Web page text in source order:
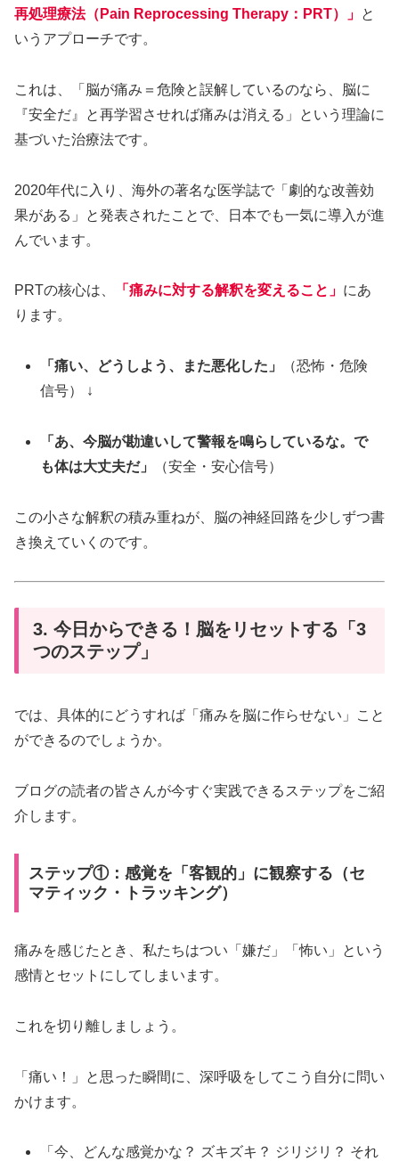
再処理療法（Pain Reprocessing Therapy：PRT）」 と
いうアプローチです。
これは、「脳が痛み＝危険と誤解しているのなら、脳に
『安全だ』と再学習させれば痛みは消える」という理論に
基づいた治療法です。
2020年代に入り、海外の著名な医学誌で「劇的な改善効
果がある」と発表されたことで、日本でも一気に導入が進
んでいます。
PRTの核心は、 「痛みに対する解釈を変えること」 にあ
ります。
「痛い、どうしよう、また悪化した」
（恐怖・危険
信号） ↓
「あ、今脳が勘違いして警報を鳴らしているな。で
も体は大丈夫だ」
（安全・安心信号）
この小さな解釈の積み重ねが、脳の神経回路を少しずつ書
き換えていくのです。
3. 今日からできる！脳をリセットする「3
つのステップ」
では、具体的にどうすれば「痛みを脳に作らせない」こと
ができるのでしょうか。
ブログの読者の皆さんが今すぐ実践できるステップをご紹
介します。
ステップ①：感覚を「客観的」に観察する（セ
マティック・トラッキング）
痛みを感じたとき、私たちはつい「嫌だ」「怖い」という
感情とセットにしてしまいます。
これを切り離しましょう。
「痛い！」と思った瞬間に、深呼吸をしてこう自分に問い
かけます。
「今、どんな感覚かな？ ズキズキ？ ジリジリ？ それ